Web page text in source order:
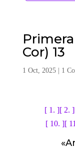
Cor) 13
1 Oct, 2025| 1
[ 1. ][ 2. ]
[ 10. ][
«